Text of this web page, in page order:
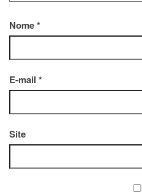
Nome*
E-mail *
Site